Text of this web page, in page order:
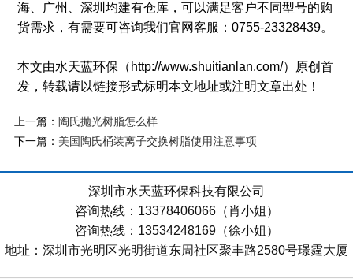
海、广州、深圳均建有仓库，可以满足客户不同型号的购
货需求，有需要可咨询我们官网客服：0755-23328439。
本文由水天蓝环保（http://www.shuitianlan.com/）原创首
发，转载请以链接形式标明本文地址或注明文章出处！
上一篇： 陶氏抛光树脂怎么样
下一篇： 美国陶氏桶装离子交换树脂使用注意事项
深圳市水天蓝环保科技有限公司
咨询热线：13378406066（肖小姐）
咨询热线：13534248169（徐小姐）
地址：深圳市光明区光明街道东周社区聚丰路2580号璟霆大厦